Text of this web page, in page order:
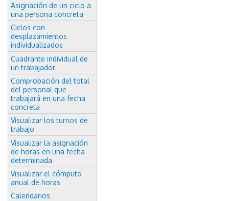
Asignación de un ciclo a
una persona concreta
Ciclos con
desplazamientos
individualizados
Cuadrante individual de
un trabajador
Comprobación del total
del personal que
trabajará en una fecha
concreta
Visualizar los turnos de
trabajo
Visualizar la asignación
de horas en una fecha
determinada
Visualizar el cómputo
anual de horas
Calendarios